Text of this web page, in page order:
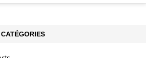
CATÉGORIES